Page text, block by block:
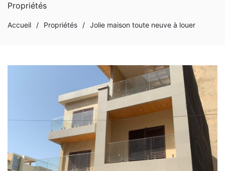
Propriétés
Accueil / Propriétés / Jolie maison toute neuve à louer